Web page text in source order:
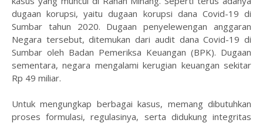
dugaan korupsi, yaitu dugaan korupsi dana Covid-19 di
Sumbar tahun 2020. Dugaan penyelewengan anggaran
Negara tersebut, ditemukan dari audit dana Covid-19 di
Sumbar oleh Badan Pemeriksa Keuangan (BPK). Dugaan
sementara, negara mengalami kerugian keuangan sekitar
Rp 49 miliar.
Untuk mengungkap berbagai kasus, memang dibutuhkan
proses formulasi, regulasinya, serta didukung integritas